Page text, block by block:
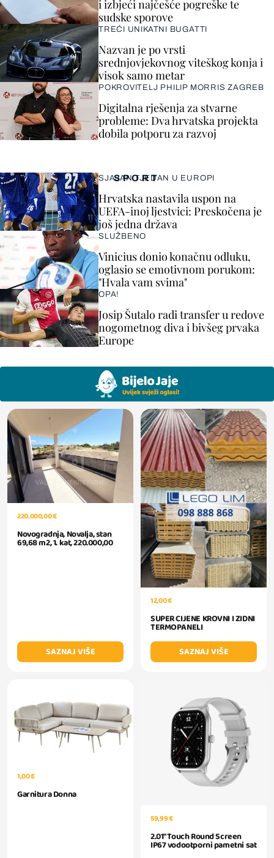
SPORT
SJAJAN TJEDAN U EUROPI
Hrvatska nastavila uspon na
UEFA-inoj ljestvici: Preskočena je
još jedna država
SLUŽBENO
Vinicius donio konačnu odluku,
oglasio se emotivnom porukom:
"Hvala vam svima"
OPA!
Josip Šutalo radi transfer u redove
nogometnog diva i bivšeg prvaka
Europe
i izbjeći najčešće pogreške te
sudske sporove
TREĆI UNIKATNI BUGATTI
Nazvan je po vrsti
srednjovjekovnog viteškog konja i
visok samo metar
POKROVITELJ PHILIP MORRIS ZAGREB
Digitalna rješenja za stvarne
probleme: Dva hrvatska projekta
dobila potporu za razvoj
220.000,00 €
Novogradnja, Novalja, stan
69,68 m2, 1. kat, 220.000,00
SAZNAJ VIŠE
12,00 €
SUPER CIJENE KROVNI I ZIDNI
TERMOPANELI
SAZNAJ VIŠE
1,00 €
Garnitura Donna
59,99 €
2.01" Touch Round Screen
IP67 vodootporni pametni sat